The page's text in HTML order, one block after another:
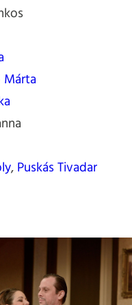
Márta
,Puskás Tivadar